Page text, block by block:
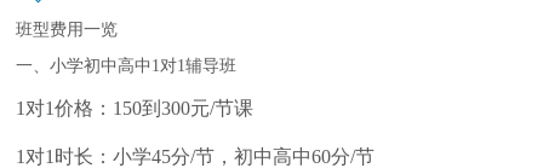
班型费用一览
一、小学初中高中1对1辅导班
1对1价格：150到300元/节课
1对1时长：小学45分/节，初中高中60分/节